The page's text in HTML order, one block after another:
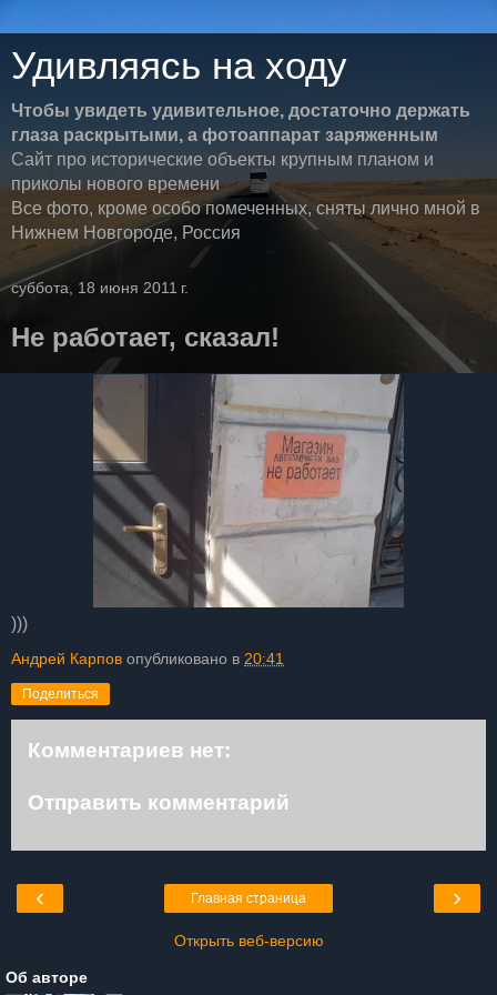
Удивляясь на ходу
Чтобы увидеть удивительное, достаточно держать
глаза раскрытыми, а фотоаппарат заряженным
Сайт про исторические объекты крупным планом и
приколы нового времени
Все фото, кроме особо помеченных, сняты лично мной в
Нижнем Новгороде, Россия
суббота, 18 июня 2011 г.
Не работает, сказал!
)))
Андрей Карпов опубликовано в 20:41
Поделиться
Комментариев нет:
Отправить комментарий
‹ ›
Главная страница
Открыть веб-версию
Об авторе